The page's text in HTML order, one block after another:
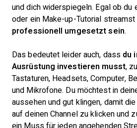
und dich widerspiegeln. Egal ob du
oder ein Make-up-Tutorial streamst
professionell umgesetzt sein.
Das bedeutet leider auch, dass du
Ausrüstung investieren musst,
Tastaturen, Headsets, Computer,
und Mikrofone. Du möchtest in
aussehen und gut klingen, damit
auf deinen Channel zu klicken und
ein Muss für jeden angehenden